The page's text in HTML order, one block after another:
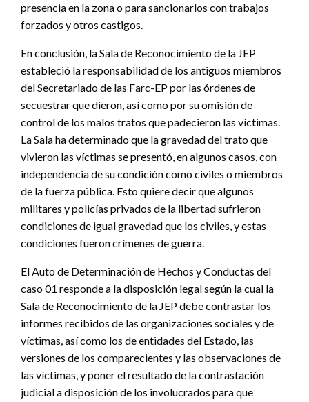
presencia en la zona o para sancionarlos con trabajos
forzados y otros castigos.
En conclusión, la Sala de Reconocimiento de la JEP
estableció la responsabilidad de los antiguos miembros
del Secretariado de las Farc-EP por las órdenes de
secuestrar que dieron, así como por su omisión de
control de los malos tratos que padecieron las víctimas.
La Sala ha determinado que la gravedad del trato que
vivieron las víctimas se presentó, en algunos casos, con
independencia de su condición como civiles o miembros
de la fuerza pública. Esto quiere decir que algunos
militares y policías privados de la libertad sufrieron
condiciones de igual gravedad que los civiles, y estas
condiciones fueron crímenes de guerra.
El Auto de Determinación de Hechos y Conductas del
caso 01 responde a la disposición legal según la cual la
Sala de Reconocimiento de la JEP debe contrastar los
informes recibidos de las organizaciones sociales y de
víctimas, así como los de entidades del Estado, las
versiones de los comparecientes y las observaciones de
las víctimas, y poner el resultado de la contrastación
judicial a disposición de los involucrados para que